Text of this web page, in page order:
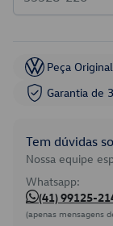
Peça
Garantia de
Tem dúvidas
Nossa equipe
Whatsapp:
(41) 99125-
(apenas mensagens